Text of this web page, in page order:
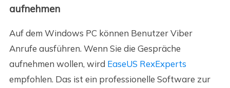
aufnehmen
Auf dem Windows PC können Benutzer Viber
Anrufe ausführen. Wenn Sie die Gespräche
aufnehmen wollen, wird EaseUS RexExperts
empfohlen. Das ist ein professionelle Software zur